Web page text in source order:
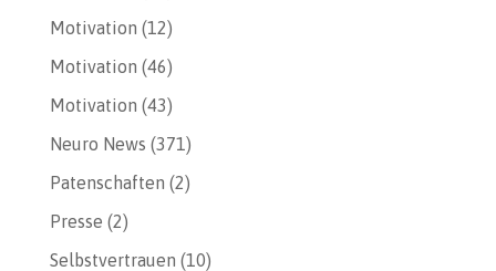
Motivation (12)
Motivation (46)
Motivation (43)
Neuro News (371)
Patenschaften (2)
Presse (2)
Selbstvertrauen (10)